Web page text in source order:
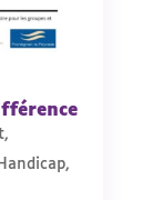
,
,